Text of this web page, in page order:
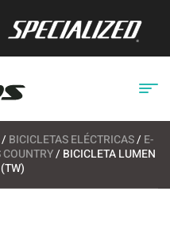
BICICLETAS ELÉCTRICAS/ E-
COUNTRY/ BICICLETA LUMEN